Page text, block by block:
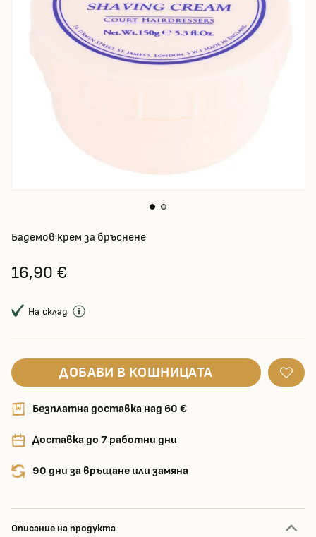
Бадемов крем за бръснене
16,90 €
На склад
ДОБАВИ В КОШНИЦАТА
Безплатна доставка над 60 €
Доставка до 7 работни дни
90 дни за връщане или замяна
Описание на продукта